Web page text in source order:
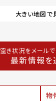
大きい地図で
空き状況をメール
最新情報を
物